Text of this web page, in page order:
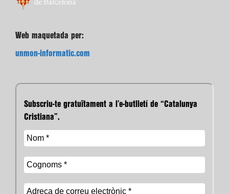
Web maquetada per:
unmon-informatic.com
Subscriu-te gratuïtament a l’e-butlletí de “Catalunya
Cristiana”.